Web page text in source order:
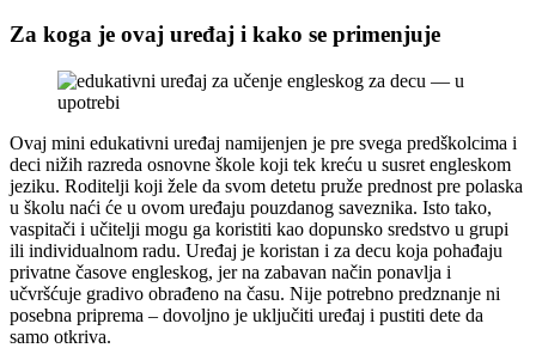
Za koga je ovaj uređaj i kako se primenjuje
Ovaj mini edukativni uređaj namijenjen je pre svega predškolcima i
deci nižih razreda osnovne škole koji tek kreću u susret engleskom
jeziku. Roditelji koji žele da svom detetu pruže prednost pre polaska
u školu naći će u ovom uređaju pouzdanog saveznika. Isto tako,
vaspitači i učitelji mogu ga koristiti kao dopunsko sredstvo u grupi
ili individualnom radu. Uređaj je koristan i za decu koja pohađaju
privatne časove engleskog, jer na zabavan način ponavlja i
učvršćuje gradivo obrađeno na času. Nije potrebno predznanje ni
posebna priprema – dovoljno je uključiti uređaj i pustiti dete da
samo otkriva.